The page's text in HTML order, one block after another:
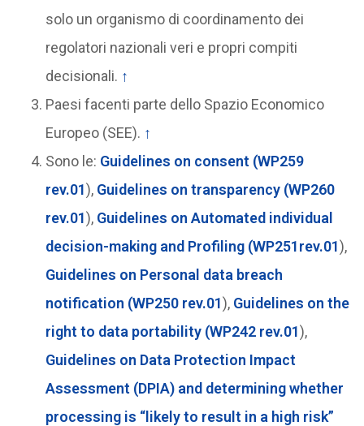
solo un organismo di coordinamento dei
regolatori nazionali veri e propri compiti
decisionali. ↑
Paesi facenti parte dello Spazio Economico
Europeo (SEE). ↑
Sono le: Guidelines on consent (WP259
rev.01), Guidelines on transparency (WP260
rev.01), Guidelines on Automated individual
decision-making and Profiling (WP251rev.01),
Guidelines on Personal data breach
notification (WP250 rev.01), Guidelines on the
right to data portability (WP242 rev.01),
Guidelines on Data Protection Impact
Assessment (DPIA) and determining whether
processing is “likely to result in a high risk”